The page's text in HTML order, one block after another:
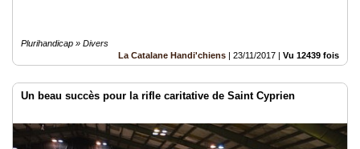
Plurihandicap » Divers
La Catalane Handi'chiens | 23/11/2017 | Vu 12439 fois
Un beau succès pour la rifle caritative de Saint Cyprien